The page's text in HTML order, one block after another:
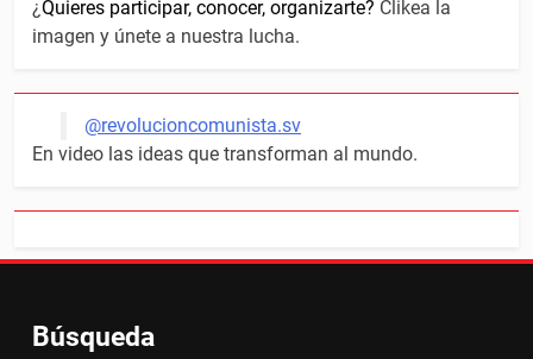
¿Quieres participar, conocer, organizarte? Clikea la
imagen y únete a nuestra lucha.
@revolucioncomunista.sv
En video las ideas que transforman al mundo.
Búsqueda